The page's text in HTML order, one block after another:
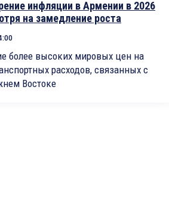
инфляции в Армении в 2026
на замедление роста
более высоких мировых цен на
расходов, связанных с
Востоке